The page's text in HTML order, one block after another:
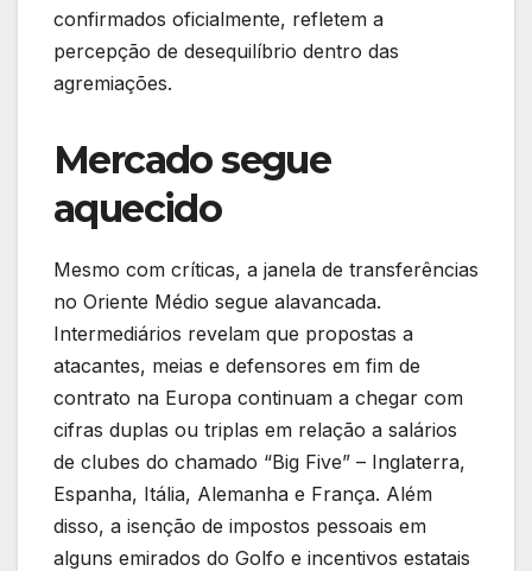
confirmados oficialmente, refletem a
percepção de desequilíbrio dentro das
agremiações.
Mercado segue
aquecido
Mesmo com críticas, a janela de transferências
no Oriente Médio segue alavancada.
Intermediários revelam que propostas a
atacantes, meias e defensores em fim de
contrato na Europa continuam a chegar com
cifras duplas ou triplas em relação a salários
de clubes do chamado “Big Five” – Inglaterra,
Espanha, Itália, Alemanha e França. Além
disso, a isenção de impostos pessoais em
alguns emirados do Golfo e incentivos estatais